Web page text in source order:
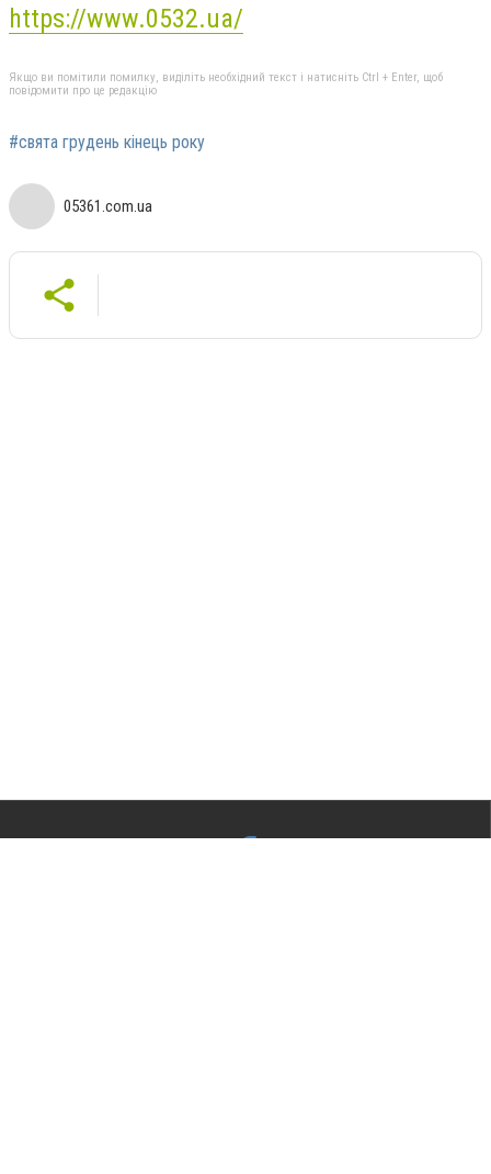
https://www.0532.ua/
Якщо ви помітили помилку, виділіть необхідний текст і натисніть Ctrl + Enter, щоб
повідомити про це редакцію
#свята грудень кінець року
05361.com.ua